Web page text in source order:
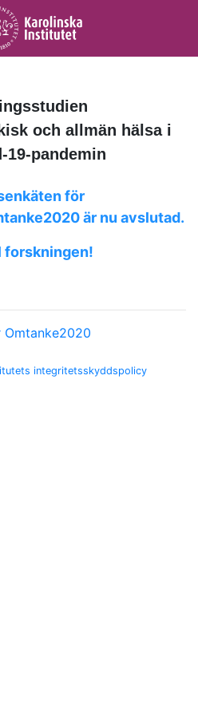
och allmän hälsa i
19-pandemin
för
är nu avslutad.
forskningen!
integritetsskyddspolicy